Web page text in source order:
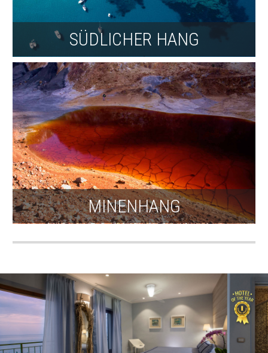
SÜDLICHER HANG
MINENHANG